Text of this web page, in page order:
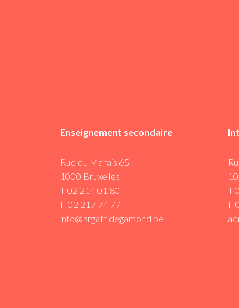
Enseignement secondaire
Rue du Marais 65
1000 Bruxelles
T 02 214 01 80
F 02 217 74 77
info@argattidegamond.be
T
F